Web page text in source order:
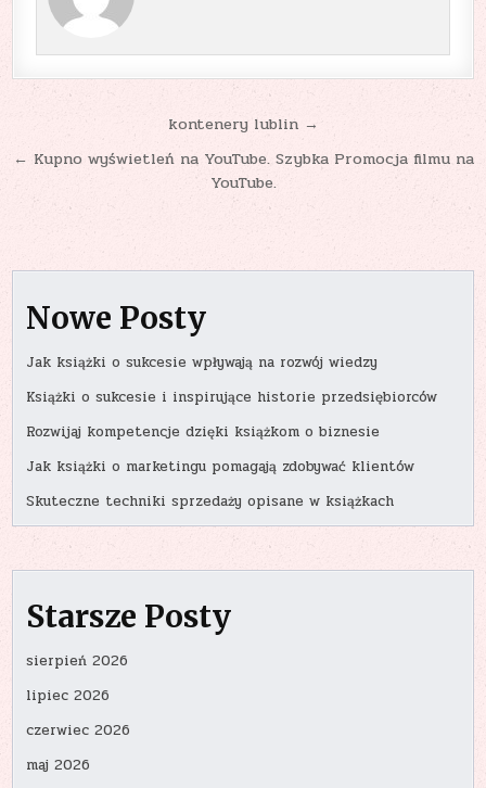
Nawigacja
wpisu
kontenery lublin →
← Kupno wyświetleń na YouTube. Szybka Promocja filmu na
YouTube.
Nowe Posty
Jak książki o sukcesie wpływają na rozwój wiedzy
Książki o sukcesie i inspirujące historie przedsiębiorców
Rozwijaj kompetencje dzięki książkom o biznesie
Jak książki o marketingu pomagają zdobywać klientów
Skuteczne techniki sprzedaży opisane w książkach
Starsze Posty
sierpień 2026
lipiec 2026
czerwiec 2026
maj 2026